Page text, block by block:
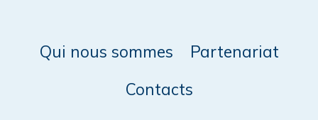
Qui nous sommes
Partenariat
Contacts